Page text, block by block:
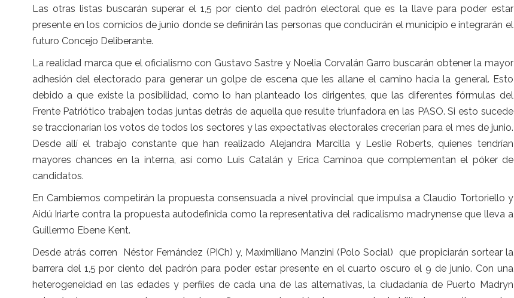
Las otras listas buscarán superar el 1,5 por ciento del padrón electoral que es la llave para poder estar
presente en los comicios de junio donde se definirán las personas que conducirán el municipio e integrarán el
futuro Concejo Deliberante.
La realidad marca que el oficialismo con Gustavo Sastre y Noelia Corvalán Garro buscarán obtener la mayor
adhesión del electorado para generar un golpe de escena que les allane el camino hacia la general. Esto
debido a que existe la posibilidad, como lo han planteado los dirigentes, que las diferentes fórmulas del
Frente Patriótico trabajen todas juntas detrás de aquella que resulte triunfadora en las PASO. Si esto sucede
se traccionarían los votos de todos los sectores y las expectativas electorales crecerían para el mes de junio.
Desde allí el trabajo constante que han realizado Alejandra Marcilla y Leslie Roberts, quienes tendrían
mayores chances en la interna, así como Luis Catalán y Erica Caminoa que complementan el póker de
candidatos.
En Cambiemos competirán la propuesta consensuada a nivel provincial que impulsa a Claudio Tortoriello y
Aidú Iriarte contra la propuesta autodefinida como la representativa del radicalismo madrynense que lleva a
Guillermo Ebene Kent.
Desde atrás corren Néstor Fernández (PICh) y, Maximiliano Manzini (Polo Social) que propiciarán sortear la
barrera del 1,5 por ciento del padrón para poder estar presente en el cuarto oscuro el 9 de junio. Con una
heterogeneidad en las edades y perfiles de cada una de las alternativas, la ciudadanía de Puerto Madryn